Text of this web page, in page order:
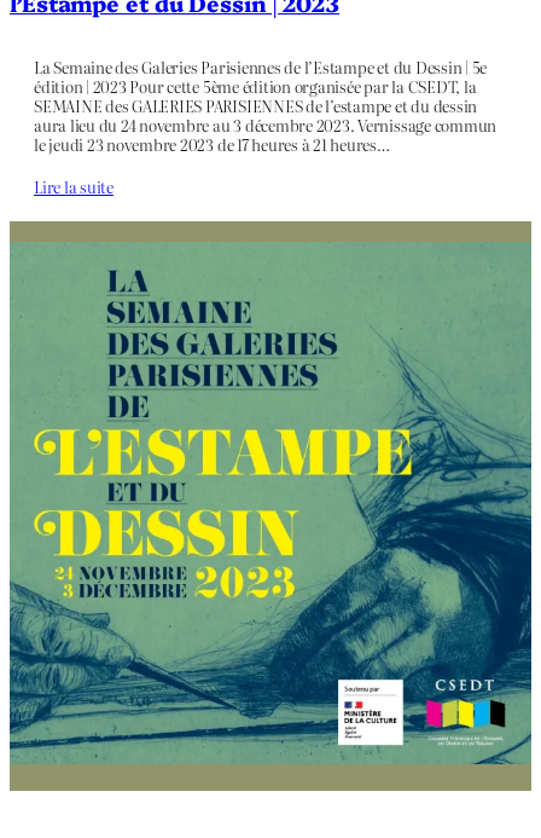
La Semaine des Galeries Parisiennes de l’Estampe et du Dessin | 5e
édition | 2023 Pour cette 5ème édition organisée par la CSEDT, la
SEMAINE des GALERIES PARISIENNES de l’estampe et du dessin
aura lieu du 24 novembre au 3 décembre 2023. Vernissage commun
le jeudi 23 novembre 2023 de 17 heures à 21 heures…
Lire la suite